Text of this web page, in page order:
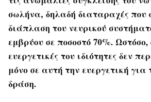
σωλήνα, δηλαδή διαταραχές που
διάπλαση του νευρικού
εμβρύου σε ποσοστό 70%. Ωστόσο,
ευεργετικές του ιδιότητες δεν
μόνο σε αυτή την ευεργετική για
δράση.